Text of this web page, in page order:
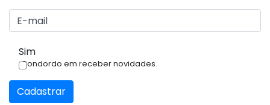
Sim
Condordo em receber novidades.
Cadastrar